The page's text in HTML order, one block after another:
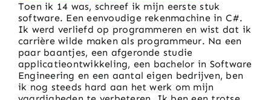
Toen ik 14 was, schreef ik mijn eerste stuk
software. Een eenvoudige rekenmachine in C#.
Ik werd verliefd op programmeren en wist dat ik
carrière wilde maken als programmeur. Na een
paar baantjes, een afgeronde studie
applicatieontwikkeling, een bachelor in Software
Engineering en een aantal eigen bedrijven, ben
ik nog steeds hard aan het werk om mijn